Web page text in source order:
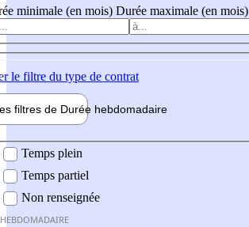
minimale (en mois) Durée maximale (en mois)
le filtre du type de contrat
filtres de Durée hebdomadaire
Temps plein
Temps partiel
Non renseignée